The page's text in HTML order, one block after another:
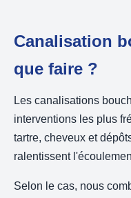
Canalisation
que faire ?
Les canalisations
interventions les plus
tartre, cheveux et
ralentissent
Selon le cas, nous